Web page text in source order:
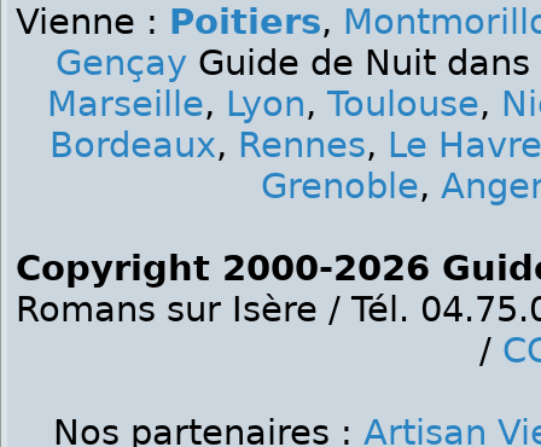
Vienne : Poitiers,
Gençay Guide de Nuit
Marseille, Lyon, Toulouse,
Bordeaux, Rennes, Le Havre
Grenoble,
Copyright 2000-2026
Romans sur Isère / Tél.
/
Nos partenaires : Artisan